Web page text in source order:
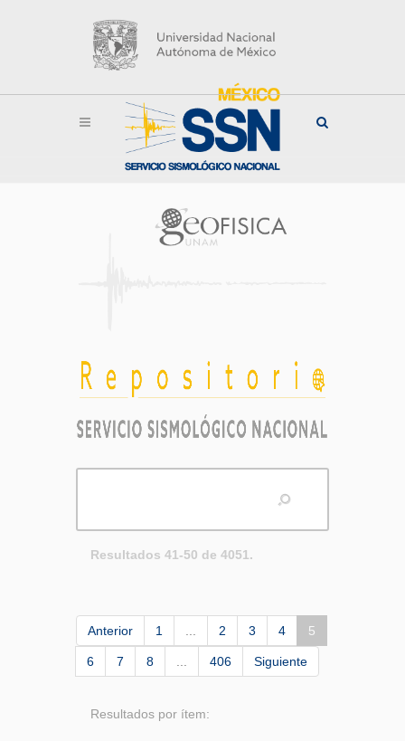
Resultados 41-50 de 4051.
Anterior 1 2 3 4 5
6 7 8 406 Siguiente
Resultados por ítem: